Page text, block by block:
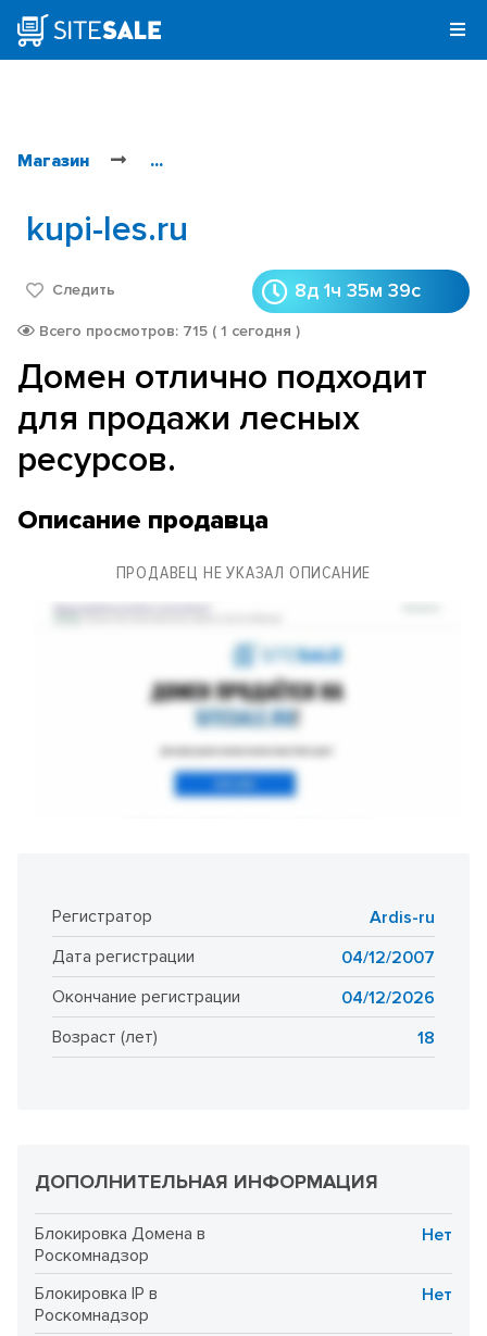
Магазин ...
kupi-les.ru
Следить 8д 1ч 35м 39с
Всего просмотров: 715 ( 1 сегодня )
Домен отлично подходит
для продажи лесных
ресурсов.
Описание продавца
ПРОДАВЕЦ НЕ УКАЗАЛ ОПИСАНИЕ
Регистратор
Ardis-ru
Дата регистрации
04/12/2007
Окончание регистрации
04/12/2026
Возраст (лет)
18
ДОПОЛНИТЕЛЬНАЯ ИНФОРМАЦИЯ
Блокировка Домена в
Роскомнадзор
Нет
Блокировка IP в
Роскомнадзор
Нет